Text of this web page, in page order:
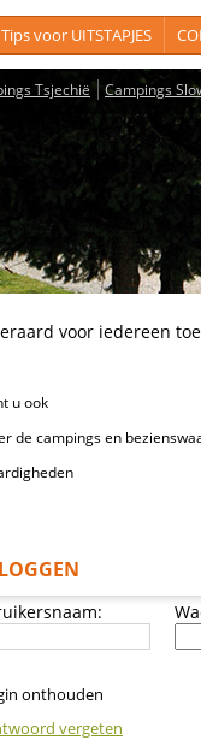
Tips voor UITSTAPJES
Tsjechië Campings
voor iedereen
ook
en
onthouden
vergeten